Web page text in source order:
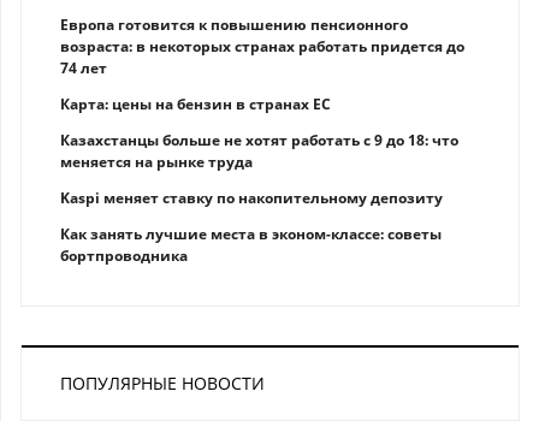
Европа готовится к повышению пенсионного
возраста: в некоторых странах работать придется до
74 лет
Карта: цены на бензин в странах ЕС
Казахстанцы больше не хотят работать с 9 до 18: что
меняется на рынке труда
Kaspi меняет ставку по накопительному депозиту
Как занять лучшие места в эконом-классе: советы
бортпроводника
ПОПУЛЯРНЫЕ НОВОСТИ